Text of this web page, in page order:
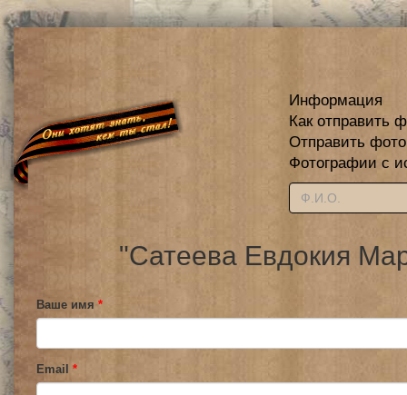
Информация
Как отправить
Отправить
Фотографии с
"Сатеева Евдокия
Ваше имя *
Email *